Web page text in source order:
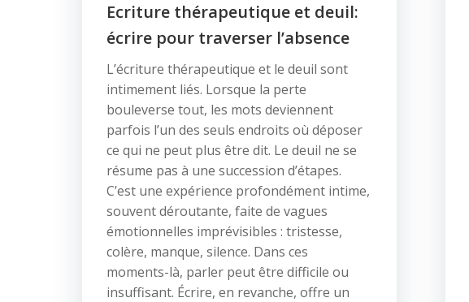
Ecriture thérapeutique et deuil:
écrire pour traverser l’absence
L’écriture thérapeutique et le deuil sont
intimement liés. Lorsque la perte
bouleverse tout, les mots deviennent
parfois l’un des seuls endroits où déposer
ce qui ne peut plus être dit. Le deuil ne se
résume pas à une succession d’étapes.
C’est une expérience profondément intime,
souvent déroutante, faite de vagues
émotionnelles imprévisibles : tristesse,
colère, manque, silence. Dans ces
moments-là, parler peut être difficile ou
insuffisant. Écrire, en revanche, offre un